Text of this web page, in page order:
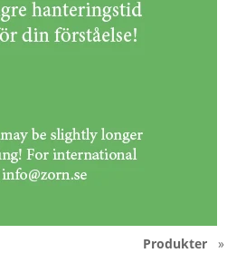
Produkter »